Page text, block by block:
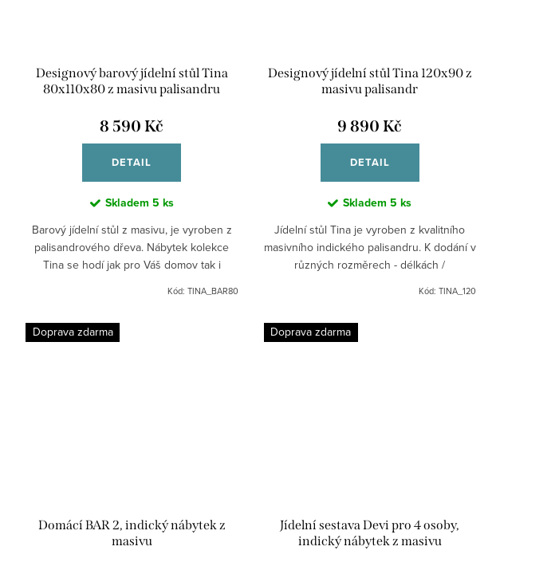
Designový barový jídelní stůl Tina
80x110x80 z masivu palisandru
8 590 Kč
DETAIL
Skladem 5 ks
Barový jídelní stůl z masivu, je vyroben z
palisandrového dřeva. Nábytek kolekce
Tina se hodí jak pro Váš domov tak i
Kód: TINA_BAR80
Designový jídelní stůl Tina 120x90 z
masivu palisandr
9 890 Kč
DETAIL
Skladem5 ks
Jídelní stůl Tina je vyroben z kvalitního
masivního indického palisandru. K dodání v
různých rozměrech - délkách /
Kód: TINA_120
Doprava zdarma
Domácí BAR 2, indický nábytek z
masivu
Doprava zdarma
Jídelní sestava Devi pro 4 osoby,
indický nábytek z masivu